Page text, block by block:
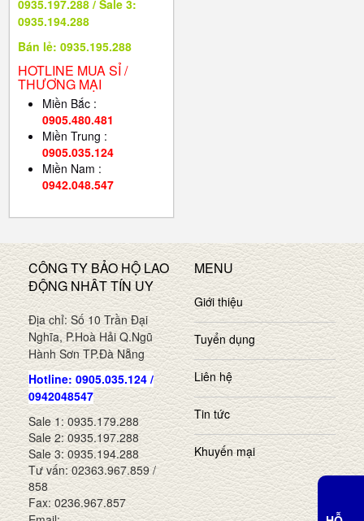
0935.197.288 / Sale 3:
0935.194.288
Bán lẻ: 0935.195.288
HOTLINE MUA SỈ /
THƯƠNG MẠI
Miền Bắc :
0905.480.481
Miền Trung :
0905.035.124
Miền Nam :
0942.048.547
CÔNG TY BẢO HỘ LAO
ĐỘNG NHÂT TÍN UY
Địa chỉ: Số 10 Trần Đại
Nghĩa, P.Hoà Hải Q.Ngũ
Hành Sơn TP.Đà Nẵng
Hotline: 0905.035.124 /
0942048547
Sale 1: 0935.179.288
Sale 2: 0935.197.288
Sale 3: 0935.194.288
Tư vấn: 02363.967.859 /
858
Fax: 0236.967.857
MENU
Giới thiệu
Tuyển dụng
Liên hệ
Tin tức
Khuyến mại